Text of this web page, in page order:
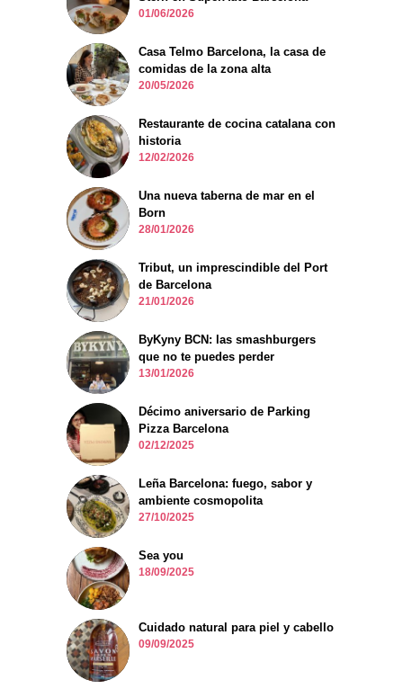
01/06/2026
Casa Telmo Barcelona, la casa de
comidas de la zona alta
20/05/2026
Restaurante de cocina catalana con
historia
12/02/2026
Una nueva taberna de mar en el
Born
28/01/2026
Tribut, un imprescindible del Port
de Barcelona
21/01/2026
ByKyny BCN: las smashburgers
que no te puedes perder
13/01/2026
Décimo aniversario de Parking
Pizza Barcelona
02/12/2025
Leña Barcelona: fuego, sabor y
ambiente cosmopolita
27/10/2025
Sea you
18/09/2025
Cuidado natural para piel y cabello
09/09/2025